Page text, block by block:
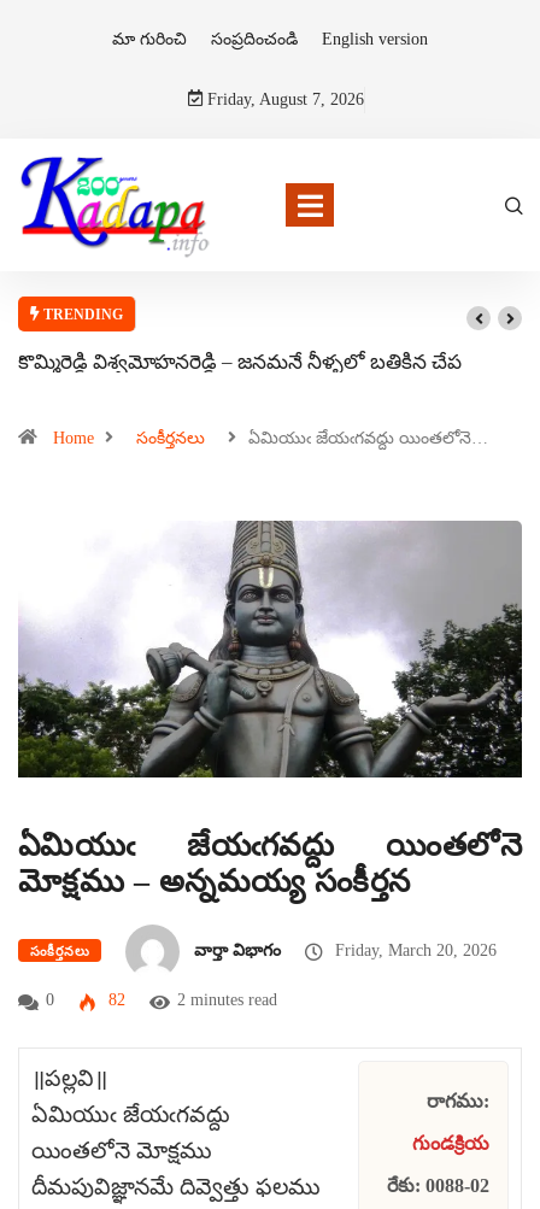
మా గురించి సంప్రదించండి English version
Friday, August 7, 2026
TRENDING
కొమ్మిరెడ్డి విశ్వమోహనరెడ్డి – జనమనే నీళ్ళలో బతికిన చేప
Home సంకీర్తనలు ఏమియుఁ జేయఁగవద్దు యింతలోనె…
ఏమియుఁ జేయఁగవద్దు యింతలోనె
మోక్షము – అన్నమయ్య సంకీర్తన
సంకీర్తనలు వార్తా విభాగం Friday, March 20, 2026
0 82 2 minutes read
॥పల్లవి॥
ఏమియుఁ జేయఁగవద్దు
యింతలోనె మోక్షము
దీమపువిజ్ఞానమే దివ్వెత్తు ఫలము
రాగము:
గుండక్రియ
రేకు: 0088-02